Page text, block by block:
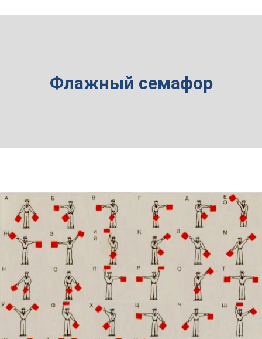
Флажный семафор